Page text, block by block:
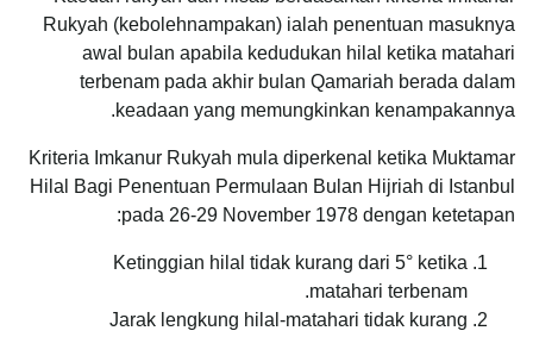
Rukyah (kebolehnampakan) ialah penentuan masuknya
awal bulan apabila kedudukan hilal ketika matahari
terbenam pada akhir bulan Qamariah berada dalam
keadaan yang memungkinkan kenampakannya.
Kriteria Imkanur Rukyah mula diperkenal ketika Muktamar
Hilal Bagi Penentuan Permulaan Bulan Hijriah di Istanbul
pada 26-29 November 1978 dengan ketetapan:
Ketinggian hilal tidak kurang dari 5° ketika
matahari terbenam.
Jarak lengkung hilal-matahari tidak kurang